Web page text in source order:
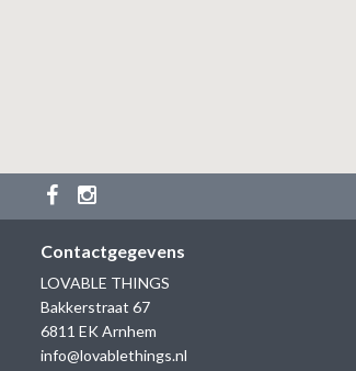
Contactgegevens
LOVABLE THINGS
Bakkerstraat 67
6811 EK Arnhem
info@lovablethings.nl